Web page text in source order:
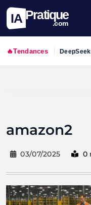
IA Pratique
.com
🔥Tendances DeepSeek
amazon2
03/07/2025 0